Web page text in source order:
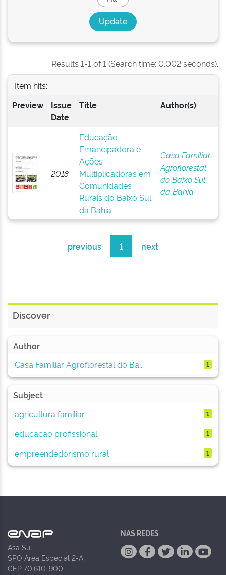
Results 1-1 of 1 (Search time: 0.002 seconds).
Item hits:
Preview
Issue
Date
Title Author(s)
2018
Educação
Emancipadora e
Ações
Multiplicadoras em
Comunidades
Rurais do Baixo Sul
da Bahia
Casa Familiar
Agroflorestal
do Baixo Sul
da Bahia
previous 1 next
Discover
Author
Casa Familiar Agroflorestal do Ba...
1
Subject
agricultura familiar
1
educação profissional 1
empreendedorismo rural 1
Asa Sul
SPO Área Especial 2-A
CEP 70.610-900
NAS REDES